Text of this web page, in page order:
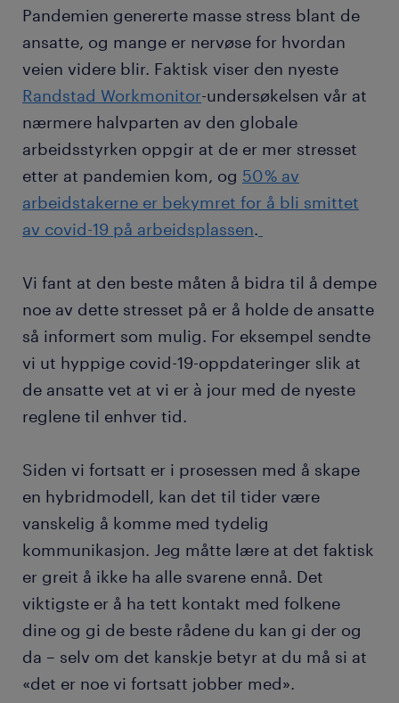
Pandemien genererte masse stress blant de
ansatte, og mange er nervøse for hvordan
veien videre blir. Faktisk viser den nyeste
Randstad Workmonitor-undersøkelsen vår at
nærmere halvparten av den globale
arbeidsstyrken oppgir at de er mer stresset
etter at pandemien kom, og 50 % av
arbeidstakerne er bekymret for å bli smittet
av covid-19 på arbeidsplassen.
Vi fant at den beste måten å bidra til å dempe
noe av dette stresset på er å holde de ansatte
så informert som mulig. For eksempel sendte
vi ut hyppige covid-19-oppdateringer slik at
de ansatte vet at vi er à jour med de nyeste
reglene til enhver tid.
Siden vi fortsatt er i prosessen med å skape
en hybridmodell, kan det til tider være
vanskelig å komme med tydelig
kommunikasjon. Jeg måtte lære at det faktisk
er greit å ikke ha alle svarene ennå. Det
viktigste er å ha tett kontakt med folkene
dine og gi de beste rådene du kan gi der og
da – selv om det kanskje betyr at du må si at
«det er noe vi fortsatt jobber med».